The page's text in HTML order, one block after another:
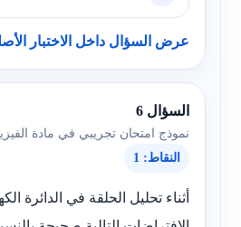
عرض السؤال داخل الاختبار
السؤال 6
نموذج امتحان تجريبي في مادة
النقاط: 1
أثناء تحليل الحلقة في الدائرة